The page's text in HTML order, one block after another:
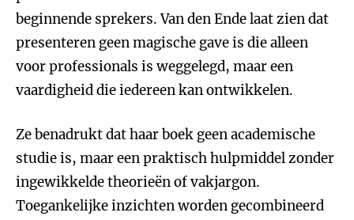
beginnende sprekers. Van den Ende laat zien dat
presenteren geen magische gave is die alleen
voor professionals is weggelegd, maar een
vaardigheid die iedereen kan ontwikkelen.
Ze benadrukt dat haar boek geen academische
studie is, maar een praktisch hulpmiddel zonder
ingewikkelde theorieën of vakjargon.
Toegankelijke inzichten worden gecombineerd